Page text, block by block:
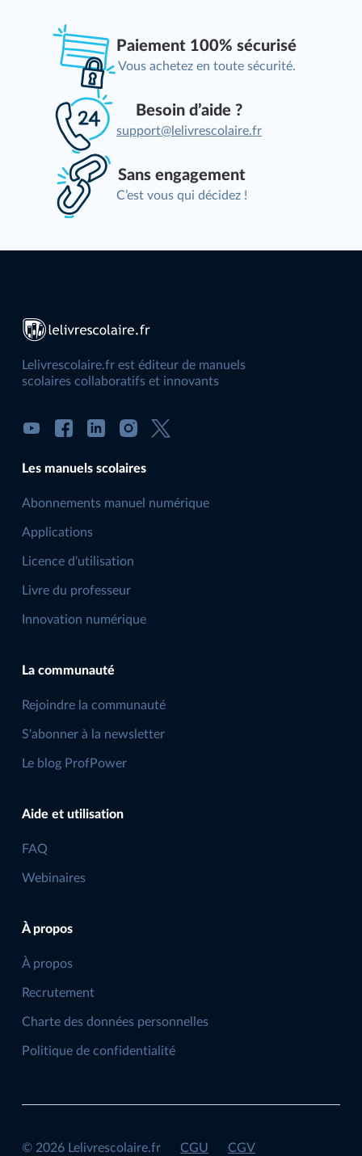
Paiement 100% sécurisé
Vous achetez en toute sécurité.
Besoin d’aide ?
support@lelivrescolaire.fr
Sans engagement
C’est vous qui décidez !
Lelivrescolaire.fr est éditeur de manuels
scolaires collaboratifs et innovants
Les manuels scolaires
Abonnements manuel numérique
Applications
Licence d'utilisation
Livre du professeur
Innovation numérique
La communauté
Rejoindre la communauté
S'abonner à la newsletter
Le blog ProfPower
Aide et utilisation
FAQ
Webinaires
À propos
À propos
Recrutement
Charte des données personnelles
Politique de confidentialité
©2026 Lelivrescolaire.fr CGU CGV